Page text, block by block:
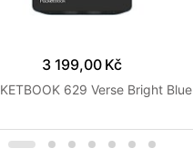
3 199,00 Kč
629 Verse Bright Blue